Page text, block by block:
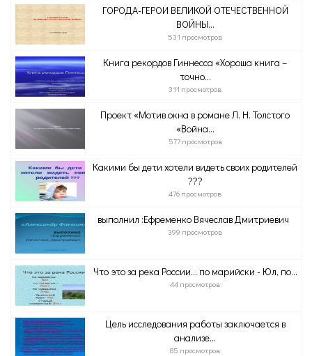
ГОРОДА-ГЕРОИ ВЕЛИКОЙ ОТЕЧЕСТВЕННОЙ
ВОЙНЫ...
531 просмотров
Книга рекордов Гиннесса «Хороша книга –
точно...
311 просмотров
Проект «Мотив окна в романе Л. Н. Толстого
«Война...
577 просмотров
Какими бы дети хотели видеть своих родителей
???
476 просмотров
выполнил :Ефременко Вячеслав Дмитриевич
399 просмотров
Что это за река России… по марийски - Юл, по...
44 просмотров
Цель исследования работы заключается в
анализе...
85 просмотров